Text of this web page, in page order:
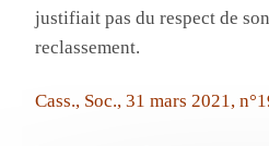
justifiait pas du respect de
reclassement.
Cass., Soc., 31 mars 2021,